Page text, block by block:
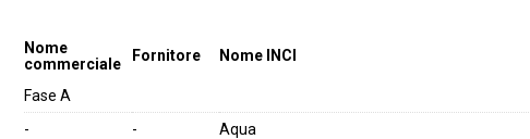
Nome
commerciale
Fornitore Nome INCI
Fase A
-
- Aqua